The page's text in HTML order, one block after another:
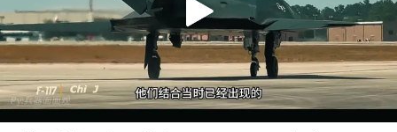
00:00 01:21
Play